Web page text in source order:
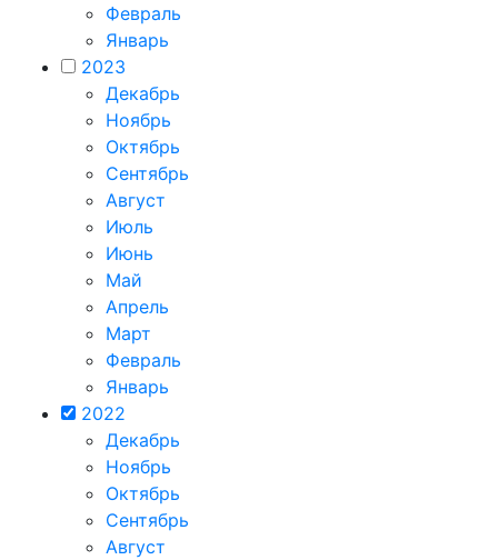
Февраль
Январь
2023
Декабрь
Ноябрь
Октябрь
Сентябрь
Август
Июль
Июнь
Май
Апрель
Март
Февраль
Январь
2022
Декабрь
Ноябрь
Октябрь
Сентябрь
Август